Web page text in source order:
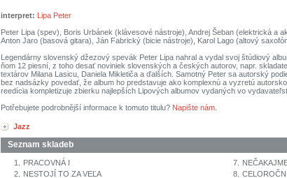
interpret: Lipa Peter
Peter Lipa (spev), Boris Urbánek (klávesové nástroje), Andrej Šeban (elektrická a
Anton Jaro (basová gitara), Ján Fabrický (bicie nástroje), Karol Lago (altový
Legendárny slovenský džezový spevák Peter Lipa nahral a vydal svoj štúdiový
ňom 12 piesní, z toho desať noviniek slovenských a českých autorov, napr.
textárov Milana Lasicu, Daniela Mikletiča a ďalších. Samotný Peter sa autorský
bez nadsázky povedať, že album ho predstavuje ako komplexnú a vyzretú
reedícia kompletizuje zbierku najlepších Lipových albumov vydaných vo
Potřebujete podrobnější informace k tomuto titulu? Napište nám
Jazz
Seznam skladeb
1.
PRACOVNÁ I
2.
NESTOJÍ TO ZA VEĽA
7.
8.